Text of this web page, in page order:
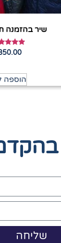
שיר בהזמנה
דורג
הוספה
שליחה